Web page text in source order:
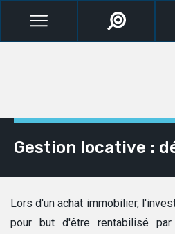
Gestion locative :
Lors d'un achat immobilier,
pour but d'être rentabilisé